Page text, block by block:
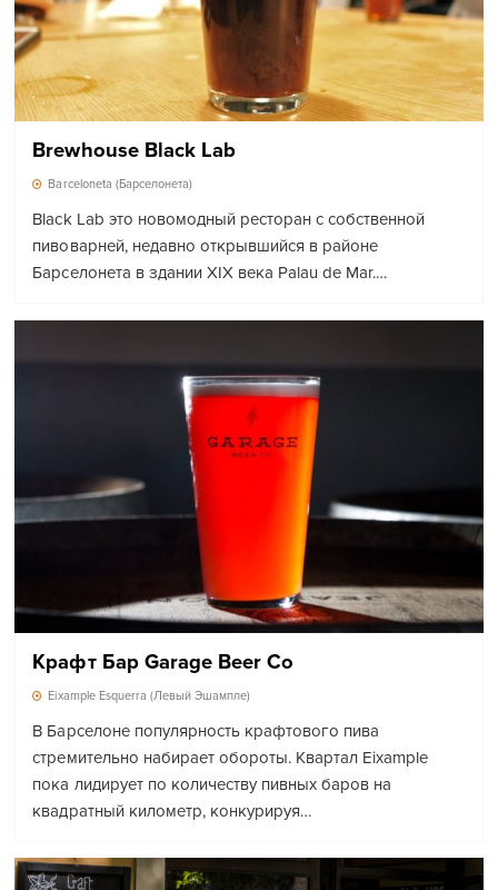
Brewhouse Black Lab
Barceloneta (Барселонета)
Black Lab это новомодный ресторан с собственной
пивоварней, недавно открывшийся в районе
Барселонета в здании XIX века Palau de Mar.…
Крафт Бар Garage Beer Co
Eixample Esquerra (Левый Эшампле)
В Барселоне популярность крафтового пива
стремительно набирает обороты. Квартал Eixample
пока лидирует по количеству пивных баров на
квадратный километр, конкурируя…